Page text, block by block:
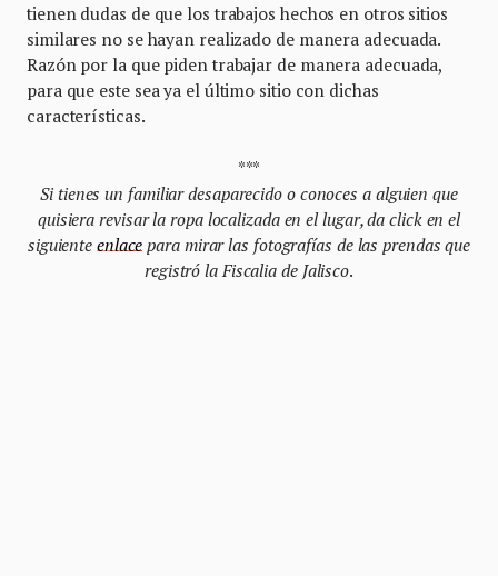
tienen dudas de que los trabajos hechos en otros sitios
similares no se hayan realizado de manera adecuada.
Razón por la que piden trabajar de manera adecuada,
para que este sea ya el último sitio con dichas
características.
***
Si tienes un familiar desaparecido o conoces a alguien que
quisiera revisar la ropa localizada en el lugar, da click en el
siguiente enlace para mirar las fotografías de las prendas que
registró la Fiscalia de Jalisco.